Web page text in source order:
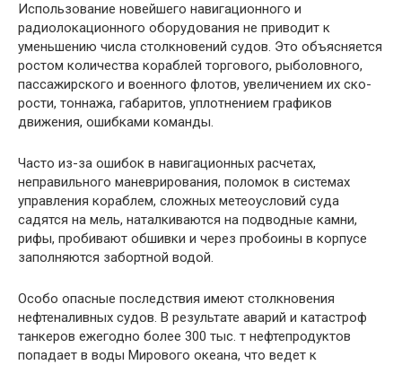
Использование новейшего навигационного и
радиолокационного оборудования не приводит к
уменьшению числа столкновений судов. Это объясняется
ростом количества кораблей торгового, рыболовного,
пассажирского и военного флотов, увеличением их ско­
рости, тоннажа, габаритов, уплотнением графиков
движения, ошибками команды.
Часто из-за ошибок в навигационных расчетах,
неправильного маневрирования, поло­мок в системах
управления кораблем, сложных метеоусловий суда
садятся на мель, наталки­ваются на подводные камни,
рифы, пробивают обшивки и через пробоины в корпусе
запол­няются забортной водой.
Особо опасные последствия имеют столкновения
нефтеналивных судов. В результате аварий и катастроф
танкеров ежегодно более 300 тыс. т нефтепродуктов
попадает в воды Мирового океана, что ведет к